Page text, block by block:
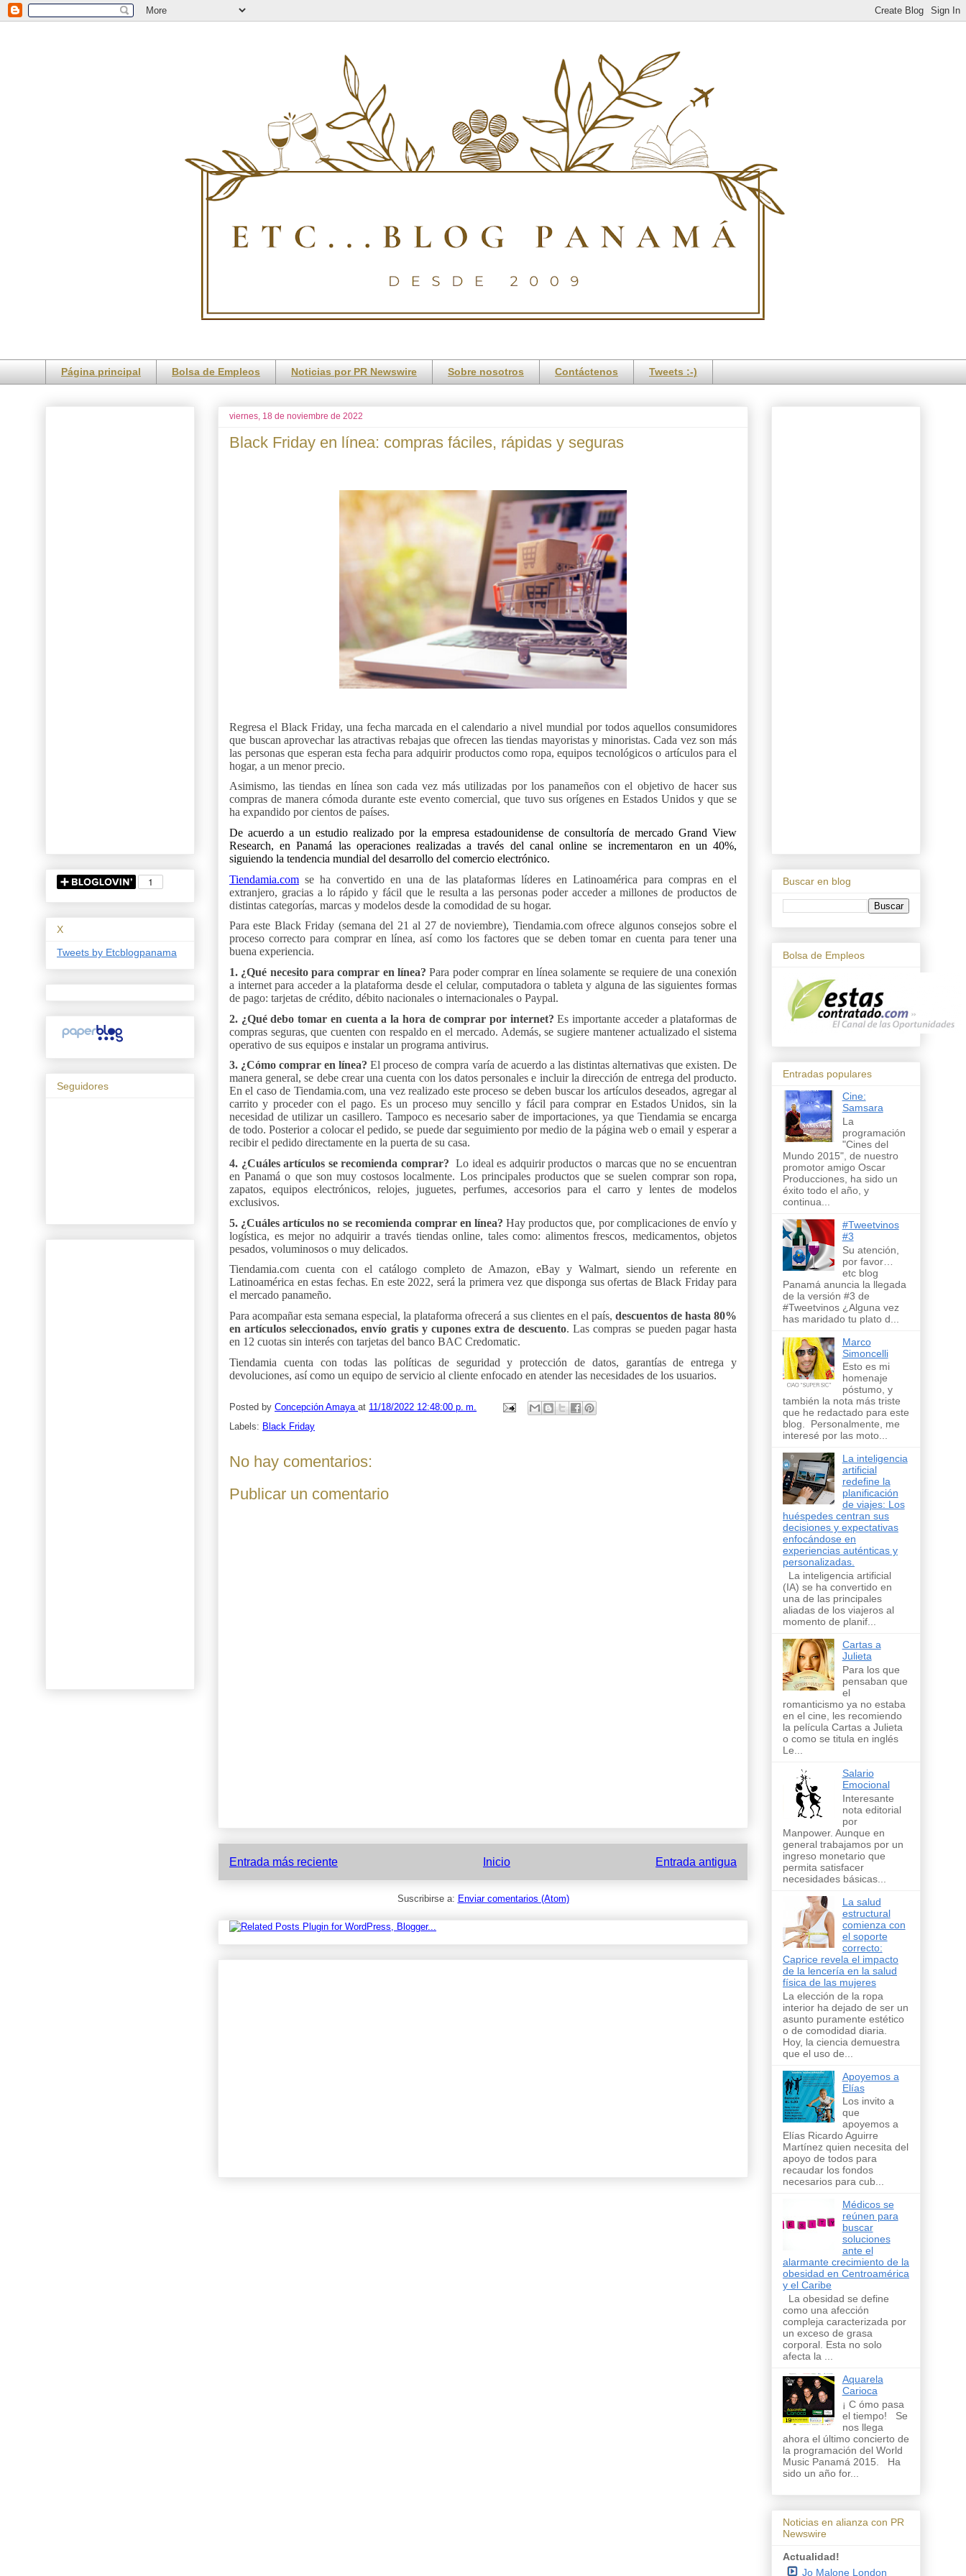
Página principal Bolsa de Empleos Noticias por PR Newswire Sobre nosotros Contáctenos Tweets :-)
viernes, 18 de noviembre de 2022
Black Friday en línea: compras fáciles, rápidas y seguras
Regresa el Black Friday, una fecha marcada en el calendario a nivel mundial por todos aquellos consumidores
que buscan aprovechar las atractivas rebajas que ofrecen las tiendas mayoristas y minoristas. Cada vez son más
las personas que esperan esta fecha para adquirir productos como ropa, equipos tecnológicos o artículos para el
hogar, a un menor precio.
Asimismo, las tiendas en línea son cada vez más utilizadas por los panameños con el objetivo de hacer sus
compras de manera cómoda durante este evento comercial, que tuvo sus orígenes en Estados Unidos y que se
ha expandido por cientos de países.
De acuerdo a un estudio realizado por la empresa estadounidense de consultoría de mercado Grand View
Research, en Panamá las operaciones realizadas a través del canal online se incrementaron en un 40%,
siguiendo la tendencia mundial del desarrollo del comercio electrónico.
Tiendamia.com se ha convertido en una de las plataformas líderes en Latinoamérica para compras en el
extranjero, gracias a lo rápido y fácil que le resulta a las personas poder acceder a millones de productos de
distintas categorías, marcas y modelos desde la comodidad de su hogar.
Para este Black Friday (semana del 21 al 27 de noviembre), Tiendamia.com ofrece algunos consejos sobre el
proceso correcto para comprar en línea, así como los factores que se deben tomar en cuenta para tener una
buena experiencia.
1. ¿Qué necesito para comprar en línea? Para poder comprar en línea solamente se requiere de una conexión
a internet para acceder a la plataforma desde el celular, computadora o tableta y alguna de las siguientes formas
de pago: tarjetas de crédito, débito nacionales o internacionales o Paypal.
2. ¿Qué debo tomar en cuenta a la hora de comprar por internet?Es importante acceder a plataformas de
compras seguras, que cuenten con respaldo en el mercado. Además, se sugiere mantener actualizado el sistema
operativo de sus equipos e instalar un programa antivirus.
3. ¿Cómo comprar en línea? El proceso de compra varía de acuerdo a las distintas alternativas que existen. De
manera general, se debe crear una cuenta con los datos personales e incluir la dirección de entrega del producto.
En el caso de Tiendamia.com, una vez realizado este proceso se deben buscar los artículos deseados, agregar al
carrito y proceder con el pago. Es un proceso muy sencillo y fácil para comprar en Estados Unidos, sin la
necesidad de utilizar un casillero. Tampoco es necesario saber de importaciones, ya que Tiendamia se encarga
de todo. Posterior a colocar el pedido, se puede dar seguimiento por medio de la página web o email y esperar a
recibir el pedido directamente en la puerta de su casa.
4. ¿Cuáles artículos se recomienda comprar? Lo ideal es adquirir productos o marcas que no se encuentran
en Panamá o que son muy costosos localmente. Los principales productos que se suelen comprar son ropa,
zapatos, equipos electrónicos, relojes, juguetes, perfumes, accesorios para el carro y lentes de modelos
exclusivos.
5. ¿Cuáles artículos no se recomienda comprar en línea?Hay productos que, por complicaciones de envío y
logística, es mejor no adquirir a través tiendas online, tales como: alimentos frescos, medicamentos, objetos
pesados, voluminosos o muy delicados.
Tiendamia.com cuenta con el catálogo completo de Amazon, eBay y Walmart, siendo un referente en
Latinoamérica en estas fechas. En este 2022, será la primera vez que disponga sus ofertas de Black Friday para
el mercado panameño.
Para acompañar esta semana especial, la plataforma ofrecerá a sus clientes en el país, descuentos de hasta 80%
en artículos seleccionados, envío gratis y cupones extra de descuento. Las compras se pueden pagar hasta
en 12 cuotas sin interés con tarjetas del banco BAC Credomatic.
Tiendamia cuenta con todas las políticas de seguridad y protección de datos, garantías de entrega y
devoluciones, así como un equipo de servicio al cliente enfocado en atender las necesidades de los usuarios.
Posted by Concepción Amaya at 11/18/2022 12:48:00 p. m.
Labels: Black Friday
No hay comentarios:
Publicar un comentario
Entrada más reciente Entrada antigua
Inicio
Suscribirse a: Enviar comentarios (Atom)
X
Tweets by Etcblogpanama
Seguidores
Buscar en blog
Bolsa de Empleos
Entradas populares
Cine:
Samsara
La
programación
"Cines del
Mundo 2015", de nuestro
promotor amigo Oscar
Producciones, ha sido un
éxito todo el año, y
continua...
#Tweetvinos
#3
Su atención,
por favor…
etc blog
Panamá anuncia la llegada
de la versión #3 de
#Tweetvinos ¿Alguna vez
has maridado tu plato d...
Marco
Simoncelli
Esto es mi
homenaje
póstumo, y
también la nota más triste
que he redactado para este
blog. Personalmente, me
interesé por las moto...
La inteligencia
artificial
redefine la
planificación
de viajes: Los
huéspedes centran sus
decisiones y expectativas
enfocándose en
experiencias auténticas y
personalizadas.
La inteligencia artificial
(IA) se ha convertido en
una de las principales
aliadas de los viajeros al
momento de planif...
Cartas a
Julieta
Para los que
pensaban que
el
romanticismo ya no estaba
en el cine, les recomiendo
la película Cartas a Julieta
o como se titula en inglés
Le...
Salario
Emocional
Interesante
nota editorial
por
Manpower. Aunque en
general trabajamos por un
ingreso monetario que
permita satisfacer
necesidades básicas...
La salud
estructural
comienza con
el soporte
correcto:
Caprice revela el impacto
de la lencería en la salud
física de las mujeres
La elección de la ropa
interior ha dejado de ser un
asunto puramente estético
o de comodidad diaria.
Hoy, la ciencia demuestra
que el uso de...
Apoyemos a
Elías
Los invito a
que
apoyemos a
Elías Ricardo Aguirre
Martínez quien necesita del
apoyo de todos para
recaudar los fondos
necesarios para cub...
Médicos se
reúnen para
buscar
soluciones
ante el
alarmante crecimiento de la
obesidad en Centroamérica
y el Caribe
La obesidad se define
como una afección
compleja caracterizada por
un exceso de grasa
corporal. Esta no solo
afecta la ...
Aquarela
Carioca
¡ C ómo pasa
el tiempo! Se
nos llega
ahora el último concierto de
la programación del World
Music Panamá 2015. Ha
sido un año for...
Noticias en alianza con PR
Newswire
Actualidad!
Jo Malone London